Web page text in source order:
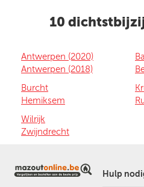
10
Antwerpen (2020)
Antwerpen (2018)
Burcht
Hemiksem
Wilrijk
Zwijndrecht
Hulp